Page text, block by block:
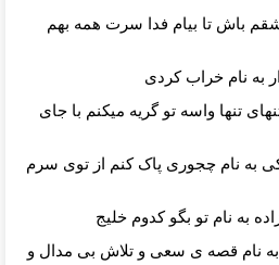
باش تا بیام فدا سرت همه بهم
به نام خراب کردی
تنها واسه تو گریه میکنم با جای
به نام چجوری پاک کنم از توی سرم
به نام تو بگو کدوم خلیج
به نام قصه ی سعی و تلاش بی مدال و